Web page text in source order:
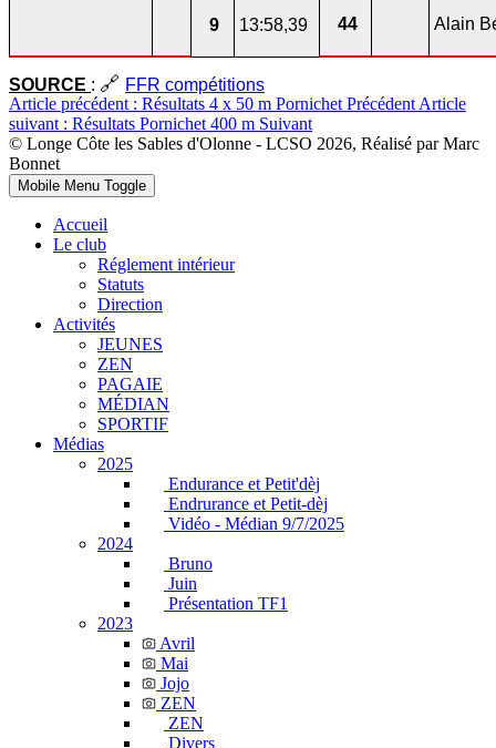
9 13:58,39 44 Alain
SOURCE : 🔗 FFR compétitions
Article précédent : Résultats 4 x 50 m Pornichet Précédent Article
suivant : Résultats Pornichet 400 m Suivant
© Longe Côte les Sables d'Olonne - LCSO 2026, Réalisé par Marc
Bonnet
Mobile Menu Toggle
Accueil
Le club
Réglement intérieur
Statuts
Direction
Activités
JEUNES
ZEN
PAGAIE
MÉDIAN
SPORTIF
Médias
2025
Endurance et Petit'dèj
Endrurance et Petit-dèj
Vidéo - Médian 9/7/2025
2024
Bruno
Juin
Présentation TF1
2023
Avril
Mai
Jojo
ZEN
ZEN
Divers